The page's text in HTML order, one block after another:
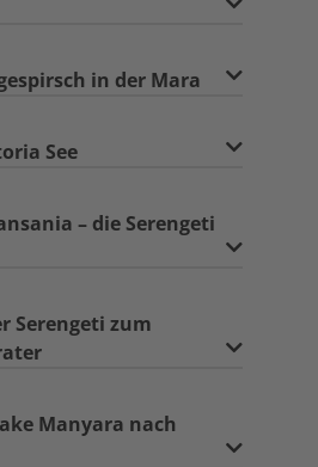
in der Mara
See
– die Serengeti
Serengeti zum
Manyara nach